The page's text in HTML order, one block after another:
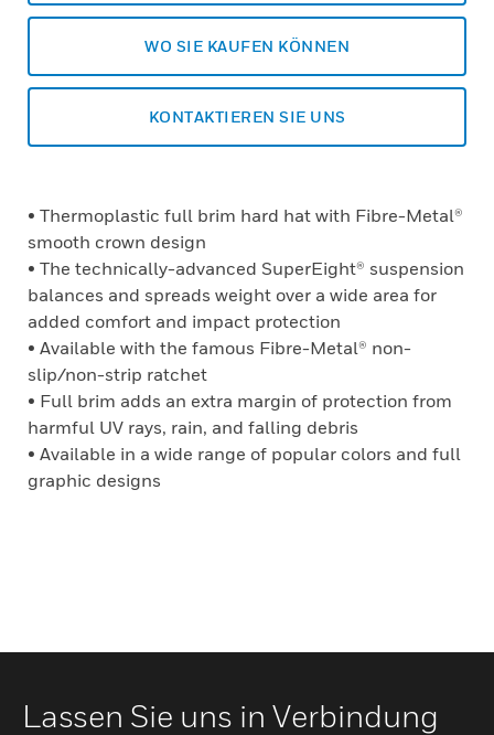
WO SIE KAUFEN KÖNNEN
KONTAKTIEREN SIE UNS
• Thermoplastic full brim hard hat with Fibre-Metal®
smooth crown design
• The technically-advanced SuperEight® suspension
balances and spreads weight over a wide area for
added comfort and impact protection
• Available with the famous Fibre-Metal® non-
slip/non-strip ratchet
• Full brim adds an extra margin of protection from
harmful UV rays, rain, and falling debris
• Available in a wide range of popular colors and full
graphic designs
Lassen Sie uns in Verbindung